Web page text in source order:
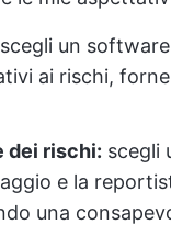
scegli un
ai rischi,
dei rischi: scegli
e la
una